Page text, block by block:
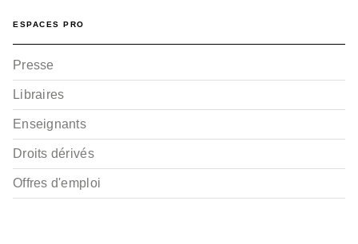
ESPACES PRO
Presse
Libraires
Enseignants
Droits dérivés
Offres d'emploi